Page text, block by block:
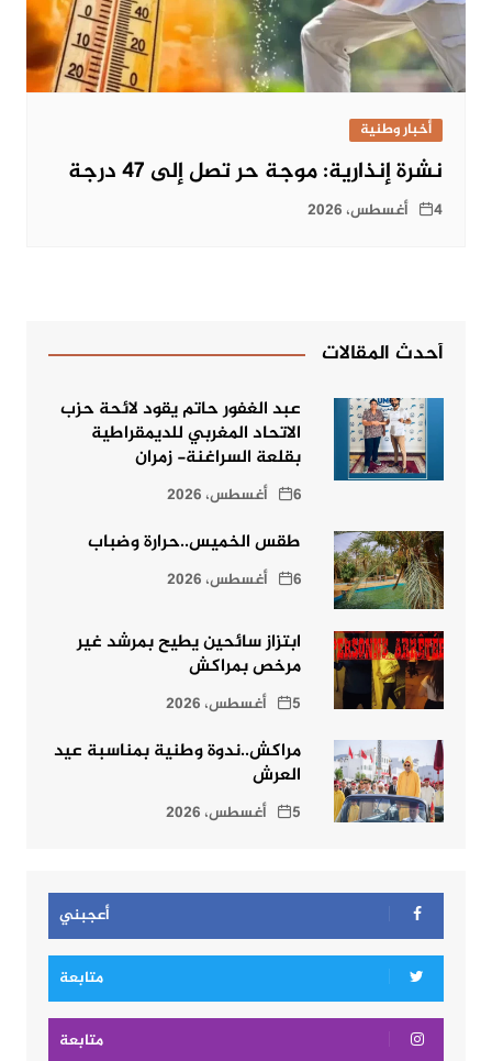
أخبار وطنية
نشرة إنذارية: موجة حر تصل إلى 47 درجة
4 أغسطس، 2026
أحدث المقالات
عبد الغفور حاتم يقود لائحة حزب
الاتحاد المغربي للديمقراطية
بقلعة السراغنة- زمران
6 أغسطس، 2026
طقس الخميس..حرارة وضباب
6 أغسطس، 2026
ابتزاز سائحين يطيح بمرشد غير
مرخص بمراكش
5 أغسطس، 2026
مراكش..ندوة وطنية بمناسبة عيد
العرش
5 أغسطس، 2026
أعجبني
متابعة
متابعة